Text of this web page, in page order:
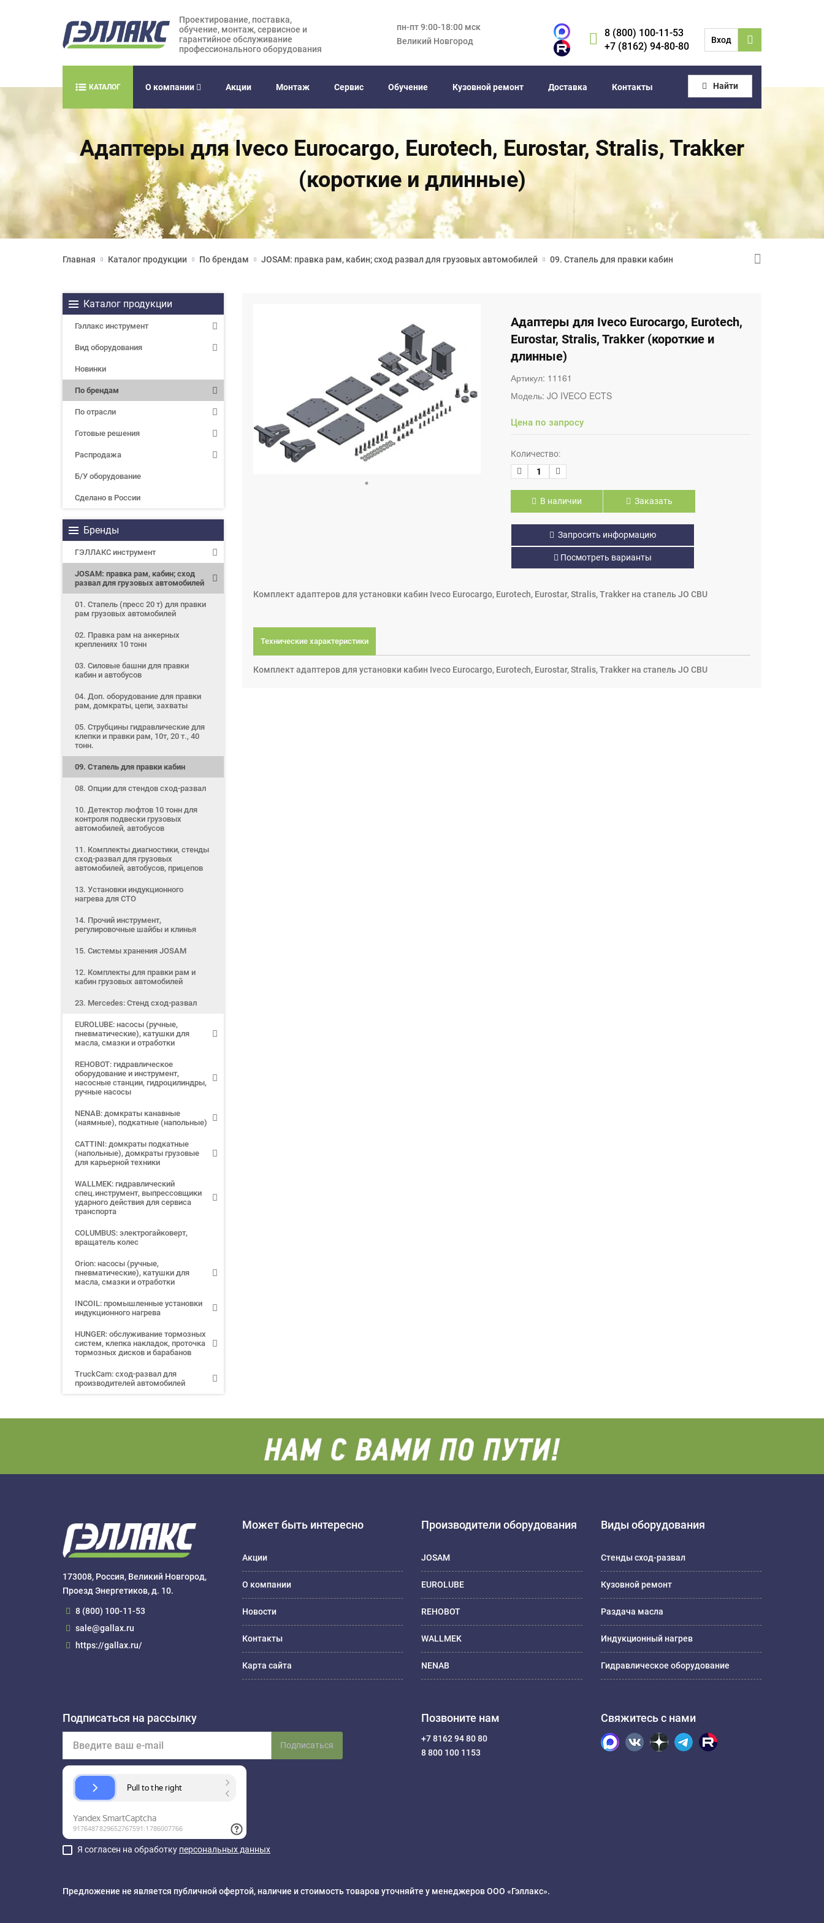
Проектирование, поставка,
обучение, монтаж, сервисное и
гарантийное обслуживание
профессионального оборудования
пн-пт 9:00-18:00 мск
Великий Новгород
8 (800) 100-11-53
+7 (8162) 94-80-80
Вход
КАТАЛОГ О компании Акции Монтаж Сервис Обучение Кузовной ремонт Доставка Контакты Найти
Адаптеры для Iveco Eurocargo, Eurotech, Eurostar, Stralis, Trakker
(короткие и длинные)
Главная Каталог продукции По брендам JOSAM: правка рам, кабин; сход развал для грузовых автомобилей 09. Стапель для правки кабин
Каталог продукции
Гэллакс инструмент
Вид оборудования
Новинки
По брендам
По отрасли
Готовые решения
Распродажа
Б/У оборудование
Сделано в России
Бренды
ГЭЛЛАКС инструмент
JOSAM: правка рам, кабин; сход
развал для грузовых автомобилей
01. Стапель (пресс 20 т) для правки
рам грузовых автомобилей
02. Правка рам на анкерных
креплениях 10 тонн
03. Силовые башни для правки
кабин и автобусов
04. Доп. оборудование для правки
рам, домкраты, цепи, захваты
05. Струбцины гидравлические для
клепки и правки рам, 10т, 20 т., 40
тонн.
09. Стапель для правки кабин
08. Опции для стендов сход-развал
10. Детектор люфтов 10 тонн для
контроля подвески грузовых
автомобилей, автобусов
11. Комплекты диагностики, стенды
сход-развал для грузовых
автомобилей, автобусов, прицепов
13. Установки индукционного
нагрева для СТО
14. Прочий инструмент,
регулировочные шайбы и клинья
15. Системы хранения JOSAM
12. Комплекты для правки рам и
кабин грузовых автомобилей
23. Mercedes: Стенд сход-развал
EUROLUBE: насосы (ручные,
пневматические), катушки для
масла, смазки и отработки
REHOBOT: гидравлическое
оборудование и инструмент,
насосные станции, гидроцилиндры,
ручные насосы
NENAB: домкраты канавные
(наямные), подкатные (напольные)
CATTINI: домкраты подкатные
(напольные), домкраты грузовые
для карьерной техники
WALLMEK: гидравлический
спец.инструмент, выпрессовщики
ударного действия для сервиса
транспорта
COLUMBUS: электрогайковерт,
вращатель колес
Orion: насосы (ручные,
пневматические), катушки для
масла, смазки и отработки
INCOIL: промышленные установки
индукционного нагрева
HUNGER: обслуживание тормозных
систем, клепка накладок, проточка
тормозных дисков и барабанов
TruckCam: сход-развал для
производителей автомобилей
Адаптеры для Iveco Eurocargo, Eurotech,
Eurostar, Stralis, Trakker (короткие и
длинные)
Артикул: 11161
Модель:JO IVECO ECTS
Цена по запросу
Количество:
В наличии Заказать
Запросить информацию
Посмотреть варианты
Комплект адаптеров для установки кабин Iveco Eurocargo, Eurotech, Eurostar, Stralis, Trakker на стапель JO CBU
Технические характеристики
Комплект адаптеров для установки кабин Iveco Eurocargo, Eurotech, Eurostar, Stralis, Trakker на стапель JO CBU
173008, Россия, Великий Новгород,
Проезд Энергетиков, д. 10.
8 (800) 100-11-53
sale@gallax.ru
https://gallax.ru/
Может быть интересно
Акции
О компании
Новости
Контакты
Карта сайта
Производители оборудования
JOSAM
EUROLUBE
REHOBOT
WALLMEK
NENAB
Виды оборудования
Стенды сход-развал
Кузовной ремонт
Раздача масла
Индукционный нагрев
Гидравлическое оборудование
Подписаться на рассылку
Подписаться
Я согласен на обработку персональных данных
Позвоните нам
+7 8162 94 80 80
8 800 100 1153
Свяжитесь с нами
Предложение не является публичной офертой, наличие и стоимость товаров уточняйте у менеджеров ООО «Гэллакс».